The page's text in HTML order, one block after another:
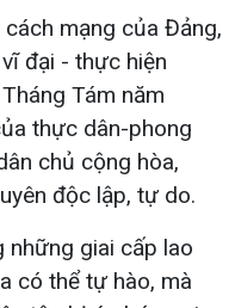
mạng của Đảng,
đại - thực hiện
Tám năm
thực dân-phong
chủ cộng hòa,
độc lập, tự do.
những giai cấp lao
có thể tự hào, mà